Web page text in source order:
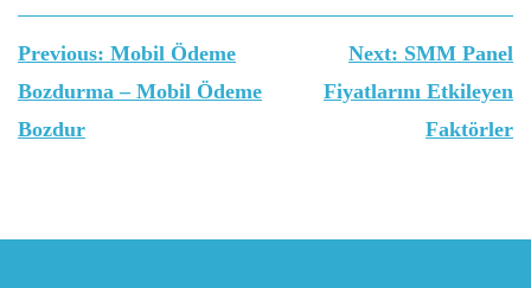
Yazı
gezinmesi
Previous: Mobil Ödeme
Bozdurma – Mobil Ödeme
Bozdur
Next: SMM Panel
Fiyatlarını Etkileyen
Faktörler